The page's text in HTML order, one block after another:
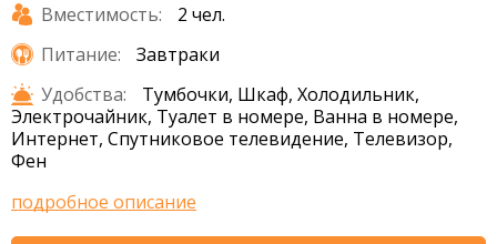
Вместимость:
2 чел.
Питание:
Завтраки
Удобства:
Тумбочки, Шкаф, Холодильник,
Электрочайник, Туалет в номере, Ванна в номере,
Интернет, Спутниковое телевидение, Телевизор,
Фен
подробное описание